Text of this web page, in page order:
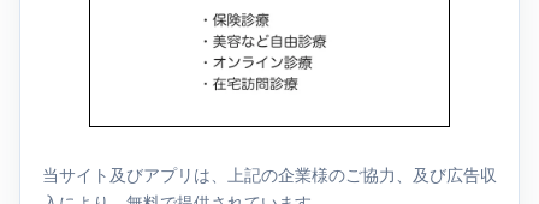
当サイト及びアプリは、上記の企業様のご協力、及び広告収